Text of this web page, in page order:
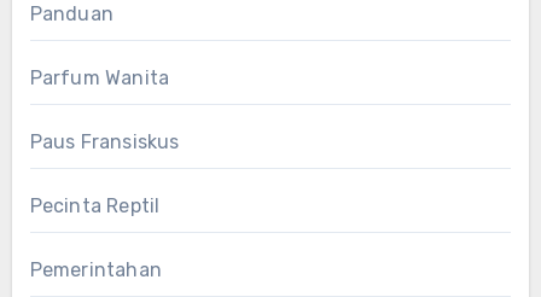
Panduan
Parfum Wanita
Paus Fransiskus
Pecinta Reptil
Pemerintahan